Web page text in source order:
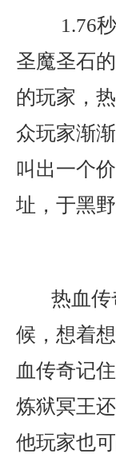
1.76
圣魔圣石
的玩家，
众玩家渐
叫出一个
址，于黑
热血
候，想着
血传奇记
炼狱冥王
他玩家也